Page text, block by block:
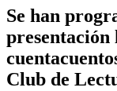
Se han
Club de